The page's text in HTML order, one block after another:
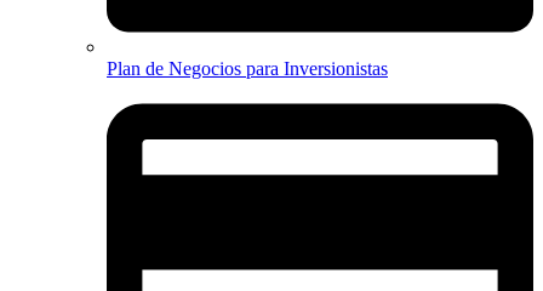
Plan de Negocios para Inversionistas